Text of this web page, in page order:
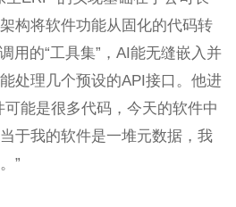
构将软件功能从固化的代码转
用的“工具集”，AI能无缝嵌入并
处理几个预设的API接口。他进
能是很多代码，今天的软件中
于我的软件是一堆元数据，我
”